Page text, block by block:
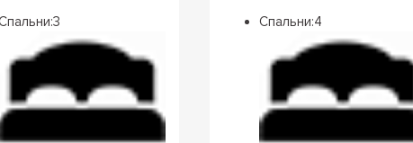
3 Спальни:4